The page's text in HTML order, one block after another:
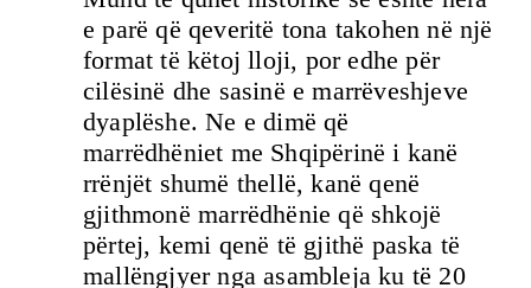
e parë që qeveritë tona takohen në një
format të këtoj lloji, por edhe për
cilësinë dhe sasinë e marrëveshjeve
dyaplëshe. Ne e dimë që
marrëdhëniet me Shqipërinë i kanë
rrënjët shumë thellë, kanë qenë
gjithmonë marrëdhënie që shkojë
përtej, kemi qenë të gjithë paska të
mallëngjyer nga asambleja ku të 20